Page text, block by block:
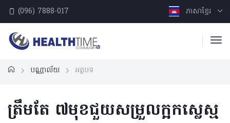
(096) 7888-017 ភាសាខ្មែរ
បណ្ណាល័យ អត្ថបទ
ត្រឹមតែ ៧មុខជួយសម្រួលក្អកស្លេស្ម